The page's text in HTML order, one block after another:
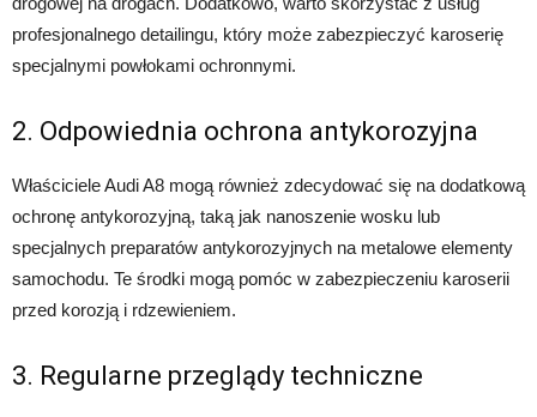
profesjonalnego detailingu, który może zabezpieczyć karoserię
specjalnymi powłokami ochronnymi.
2. Odpowiednia ochrona antykorozyjna
Właściciele Audi A8 mogą również zdecydować się na dodatkową
ochronę antykorozyjną, taką jak nanoszenie wosku lub
specjalnych preparatów antykorozyjnych na metalowe elementy
samochodu. Te środki mogą pomóc w zabezpieczeniu karoserii
przed korozją i rdzewieniem.
3. Regularne przeglądy techniczne